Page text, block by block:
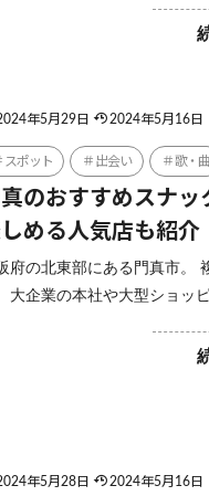
年5月29日 2024年5月16日
スポット 出会い 歌・曲
真のおすすめスナ
める人気店も紹介
府の北東部にある門真市。
大企業の本社や大型ショッ
年5月28日 2024年5月16日